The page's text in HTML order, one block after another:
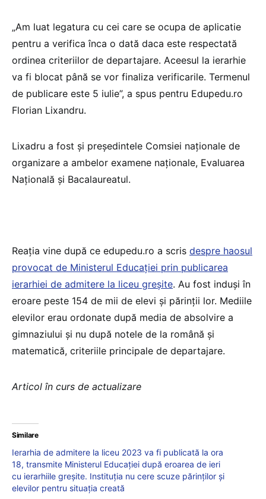
„Am luat legatura cu cei care se ocupa de aplicatie
pentru a verifica înca o dată daca este respectată
ordinea criteriilor de departajare. Aceesul la ierarhie
va fi blocat până se vor finaliza verificarile. Termenul
de publicare este 5 iulie”, a spus pentru Edupedu.ro
Florian Lixandru.
Lixadru a fost și președintele Comsiei naționale de
organizare a ambelor examene naționale, Evaluarea
Națională și Bacalaureatul.
Reația vine după ce edupedu.ro a scris despre haosul
provocat de Ministerul Educației prin publicarea
ierarhiei de admitere la liceu greșite. Au fost induși în
eroare peste 154 de mii de elevi și părinții lor. Mediile
elevilor erau ordonate după media de absolvire a
gimnaziului și nu după notele de la română și
matematică, criteriile principale de departajare.
Articol în curs de actualizare
Similare
Ierarhia de admitere la liceu 2023 va fi publicată la ora
18, transmite Ministerul Educației după eroarea de ieri
cu ierarhiile greșite. Instituția nu cere scuze părinților și
elevilor pentru situația creată